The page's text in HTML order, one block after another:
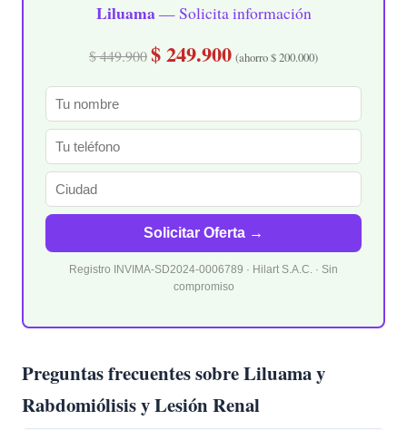
Liluama— Solicita información
$ 449.900$ 249.900 (ahorro $ 200.000)
Solicitar Oferta →
Registro INVIMA-SD2024-0006789 · Hilart S.A.C. · Sin
compromiso
Preguntas frecuentes sobre Liluama y
Rabdomiólisis y Lesión Renal